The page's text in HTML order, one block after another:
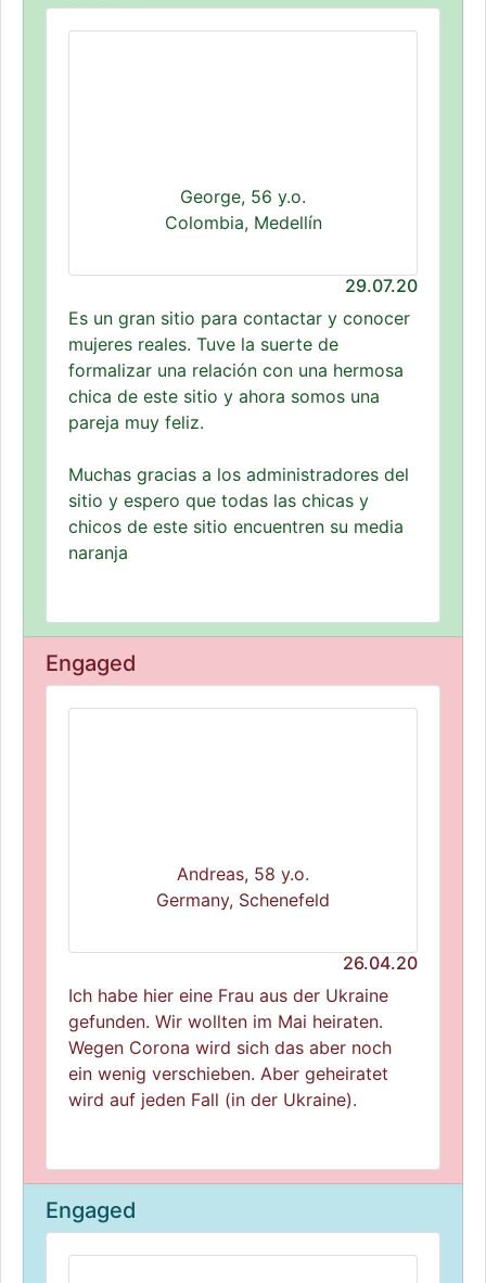
George, 56 y.o.
Colombia, Medellín
29.07.20
Es un gran sitio para contactar y conocer
mujeres reales. Tuve la suerte de
formalizar una relación con una hermosa
chica de este sitio y ahora somos una
pareja muy feliz.
Muchas gracias a los administradores del
sitio y espero que todas las chicas y
chicos de este sitio encuentren su media
naranja
Engaged
Andreas, 58 y.o.
Germany, Schenefeld
26.04.20
Ich habe hier eine Frau aus der Ukraine
gefunden. Wir wollten im Mai heiraten.
Wegen Corona wird sich das aber noch
ein wenig verschieben. Aber geheiratet
wird auf jeden Fall (in der Ukraine).
Engaged